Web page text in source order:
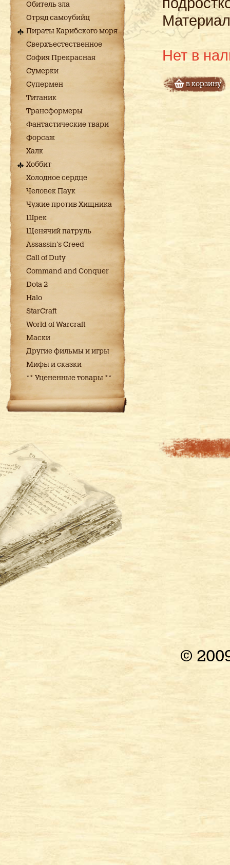
Обитель зла
Отряд самоубийц
Пираты Карибского моря
Сверхъестественное
София Прекрасная
Сумерки
Супермен
Титаник
Трансформеры
Фантастические твари
Форсаж
Халк
Хоббит
Холодное сердце
Человек Паук
Чужие против Хищника
Шрек
Щенячий патруль
Assassin's Creed
Call of Duty
Command and Conquer
Dota 2
Halo
StarCraft
World of Warcraft
Маски
Другие фильмы и игры
Мифы и сказки
** Уцененные товары **
Нет в
в корзину
©